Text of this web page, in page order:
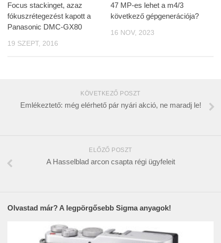
Focus stackinget, azaz
fókuszrétegezést kapott a
Panasonic DMC-GX80
19 SZEPT, 2016
47 MP-es lehet a m4/3
következő gépgenerációja?
16 NOV, 2023
KÖVETKEZŐ POSZT
Emlékeztető: még elérhető pár nyári akció, ne maradj le!
ELŐZŐ POSZT
A Hasselblad arcon csapta régi ügyfeleit
Olvastad már? A legpörgősebb Sigma anyagok!